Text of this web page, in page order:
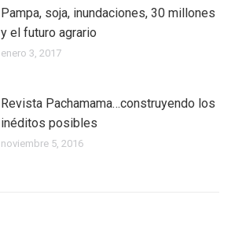
Pampa, soja, inundaciones, 30 millones
y el futuro agrario
enero 3, 2017
Revista Pachamama…construyendo los
inéditos posibles
noviembre 5, 2016